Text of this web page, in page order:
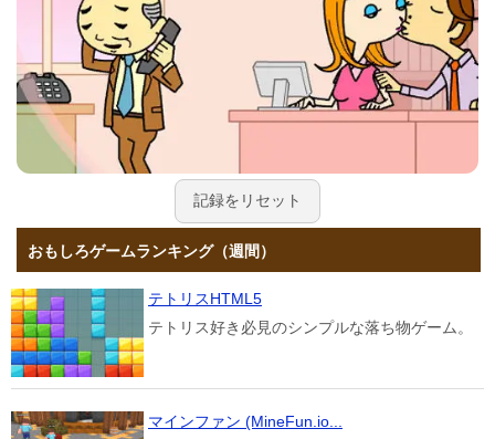
記録をリセット
おもしろゲームランキング（週間）
テトリスHTML5
テトリス好き必見のシンプルな落ち物ゲーム。
マインファン (MineFun.io...